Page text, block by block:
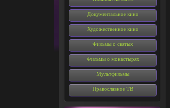
Документальное кино
Художественное кино
Фильмы о святых
Фильмы о монастырях
Мультфильмы
Православное ТВ